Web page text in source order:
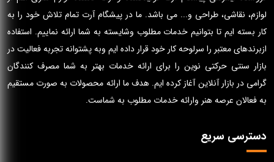
لوازم، نقاشی، طراحی و... می باشد. ما در پیشگام آرت تمام تلاش خود را به
کار بسته ایم تا بتوانیم خدمات مطلوب وشایسته به شما ارائه نماییم. استفاده
ازبرندهای معتبر را سرلوحه کار خود قرار داده ایم وبه پشتوانه تجربه فعالیت در
بازار سنتی حرکتی نوین را برای ارائه خدمات بهتر به شما مصرف کنندگان
گرامی در بازار آنلاین آغاز کرده ایم. هدف ما ارائه محصولات به صورت مستقیم
به فعالان عرصه هنر وارائه خدمات مطلوب به شماست.
دسترسی سریع